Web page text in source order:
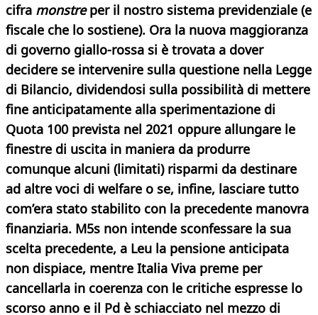
cifra monstre per il nostro sistema previdenziale (e
fiscale che lo sostiene). Ora la nuova maggioranza
di governo giallo-rossa si è trovata a dover
decidere se intervenire sulla questione nella Legge
di Bilancio, dividendosi sulla possibilità di mettere
fine anticipatamente alla sperimentazione di
Quota 100 prevista nel 2021 oppure allungare le
finestre di uscita in maniera da produrre
comunque alcuni (limitati) risparmi da destinare
ad altre voci di welfare o se, infine, lasciare tutto
com’era stato stabilito con la precedente manovra
finanziaria. M5s non intende sconfessare la sua
scelta precedente, a Leu la pensione anticipata
non dispiace, mentre Italia Viva preme per
cancellarla in coerenza con le critiche espresse lo
scorso anno e il Pd è schiacciato nel mezzo di